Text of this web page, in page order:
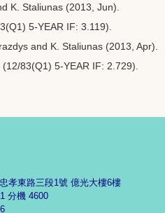
K. Staliunas (2013, Jun).
5-YEAR IF: 3.119).
and K. Staliunas (2013, Apr).
83(Q1) 5-YEAR IF: 2.729).
孝東路三段1號 億光大樓6樓
分機 4600